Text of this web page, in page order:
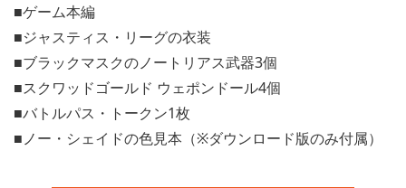
■ゲーム本編
■ジャスティス・リーグの衣装
■ブラックマスクのノートリアス武器3個
■スクワッドゴールド ウェポンドール4個
■バトルパス・トークン1枚
■ノー・シェイドの色見本（※ダウンロード版のみ付属）